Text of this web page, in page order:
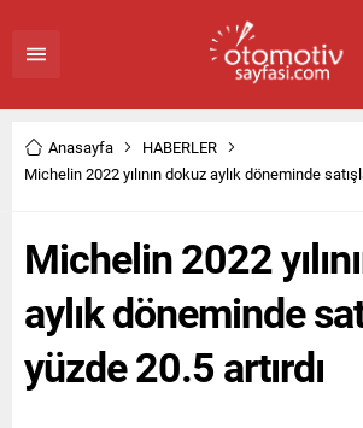
Anasayfa
HABERLER
Michelin 2022 yılının dokuz aylık döneminde
Michelin 2022
aylık döneminde
yüzde 20.5 artırdı